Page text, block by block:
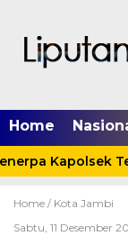
Home
Kapolsek
Home / Kota Jambi
Sabtu, 11 Desember